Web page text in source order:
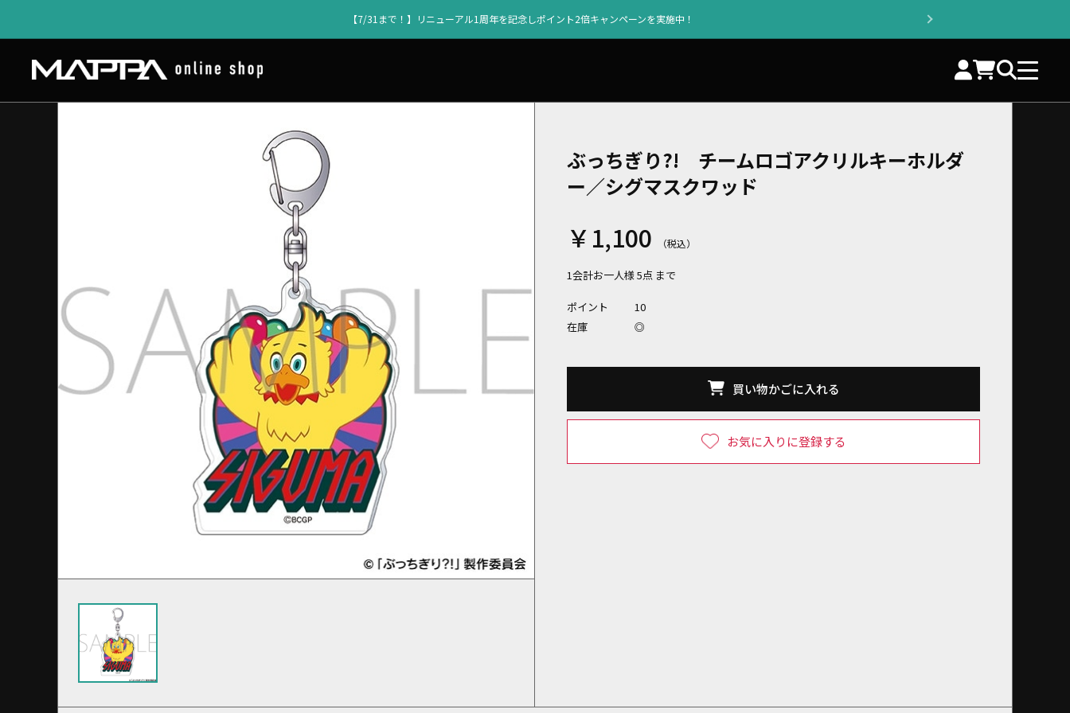
【7/31まで！】リニューアル1周年を記念しポイント2倍キャンペーンを実施中！
ぶっちぎり?! チームロゴアクリルキーホルダ
ー／シグマスクワッド
￥1,100
1会計お一人様 5点 まで
ポイント
10
在庫
◎
買い物かごに入れる
お気に入りに登録する